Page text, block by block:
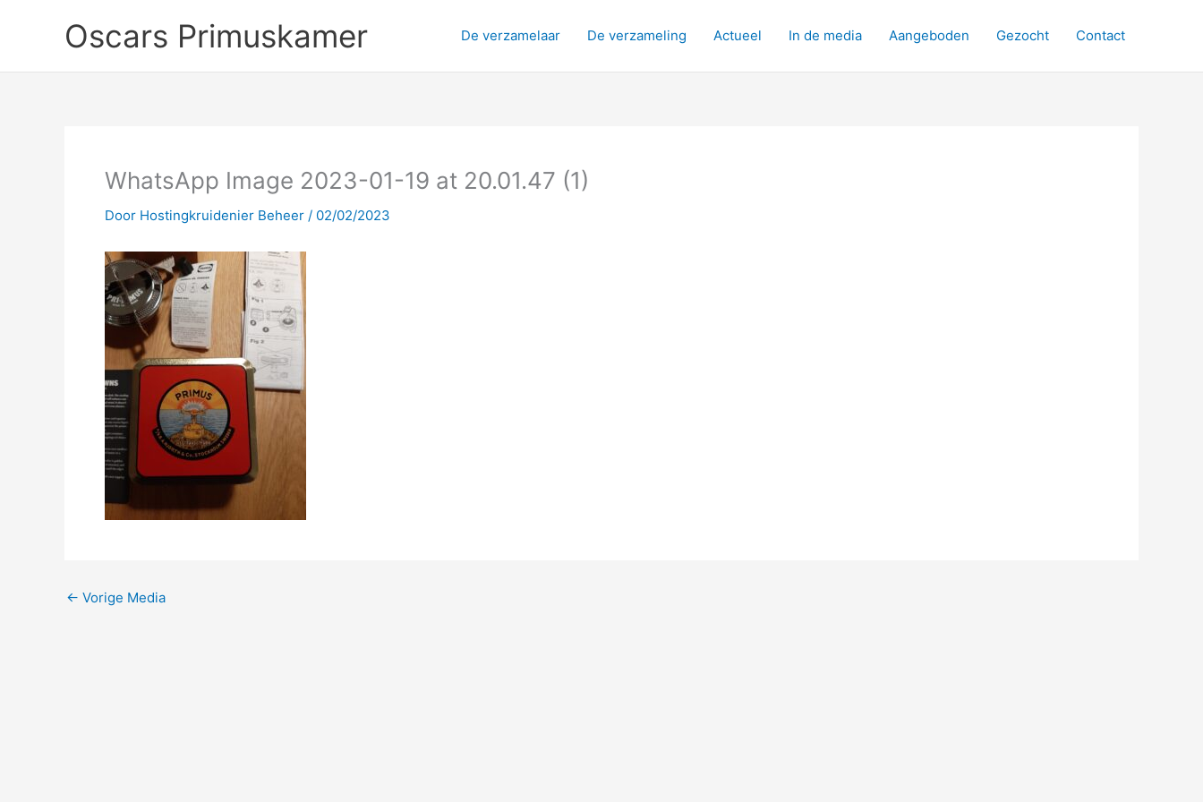
inhoud
Oscars Primuskamer De verzamelaar De verzameling Actueel In de media Aangeboden Gezocht Contact
WhatsApp Image 2023-01-19 at 20.01.47 (1)
Door Hostingkruidenier Beheer / 02/02/2023
← Vorige Media